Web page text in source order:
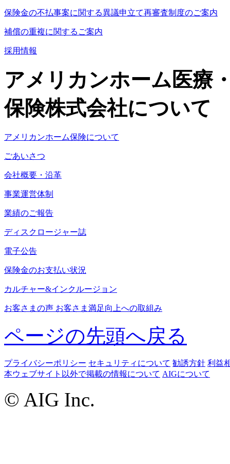
保険金の不払事案に関する異議申立て再審査制度のご案内
補償の重複に関するご案内
採用情報
アメリカンホーム医療
保険株式会社について
アメリカンホーム保険について
ごあいさつ
会社概要・沿革
事業運営体制
業績のご報告
ディスクロージャー誌
電子公告
保険金のお支払い状況
カルチャー&インクルージョン
お客さまの声 お客さま満足向上への取組み
ページの先頭へ戻る
プライバシーポリシー セキュリティについて 勧誘方針 利益
本ウェブサイト以外で掲載の情報について AIGについて
© AIG Inc.